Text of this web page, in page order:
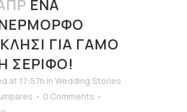
ΈΝΑ
ΓΙΑ ΓΆΜΟ
ΣΈΡΙΦΟ!
at 17:57h in Wedding Stories
0 Comments